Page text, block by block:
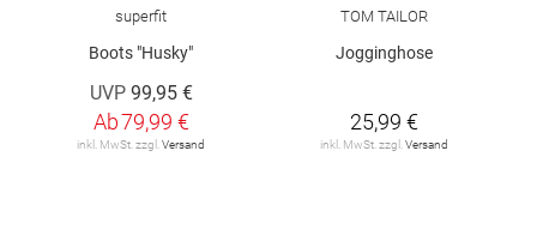
superfit
Boots "Husky"
UVP 99,95 €
Ab79,99 €
inkl. MwSt. zzgl. Versand
TOM TAILOR
Jogginghose
25,99 €
inkl. MwSt. zzgl. Versand